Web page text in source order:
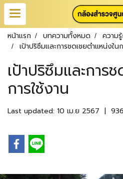
หน้าแรก บทความทั้งหมด
ความ
เป้าปริซึมและการชดเชยตำแหน่งใน
เป้าปริซึมและการ
การใช้งาน
Last updated: 10 เม.ย 2567 |